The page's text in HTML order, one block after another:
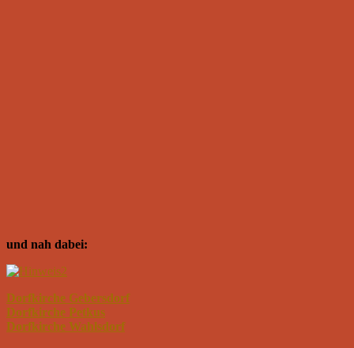
und nah dabei:
Dorfkirche Gebersdorf
Dorfkirche Petkus
Dorfkirche Wahlsdorf